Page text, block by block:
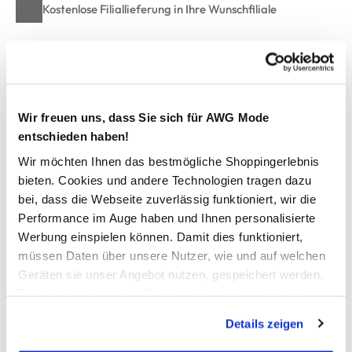
Wir freuen uns, dass Sie sich für AWG Mode
entschieden haben!
Wir möchten Ihnen das bestmögliche Shoppingerlebnis
bieten. Cookies und andere Technologien tragen dazu
bei, dass die Webseite zuverlässig funktioniert, wir die
Performance im Auge haben und Ihnen personalisierte
Werbung einspielen können. Damit dies funktioniert,
müssen Daten über unsere Nutzer, wie und auf welchen
Geräten sie unser Angebot nutzen, gespeichert werden.
werden, werden bei der Nutzung der Webseite auf jeden
Fall gesetzt. Cookies von Drittanbietern für Analyse- oder
Details zeigen
Kostenlose Filiallieferung in Ihre Wunschfiliale
Jungen Sweatshorts
Sportliche Sweatshorts von Grinario Sports
Elastischer Gummibund mit Kordelzug
Zwei Eingrifftaschen
Eine Gesäßtasche
Print auf einem seitlichen Einsatz
Locker, lässige Form
Perfekt für Sport und Freizeit